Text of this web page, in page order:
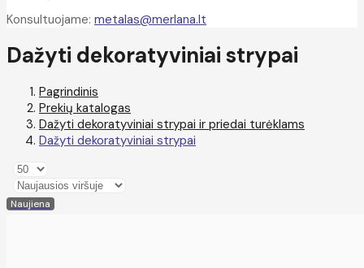
Konsultuojame: metalas@merlana.lt
Dažyti dekoratyviniai strypai
Pagrindinis
Prekių katalogas
Dažyti dekoratyviniai strypai ir priedai turėklams
Dažyti dekoratyviniai strypai
Naujiena